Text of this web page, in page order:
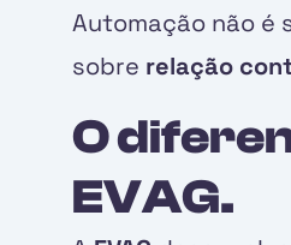
Automação não é
sobre relação
O
EVAG.